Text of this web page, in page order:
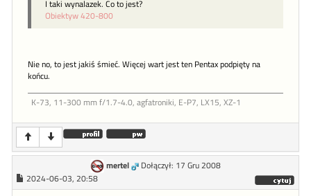
I taki wynalazek. Co to jest?
Obiektyw 420-800
Nie no, to jest jakiś śmieć. Więcej wart jest ten Pentax podpięty na
końcu.
K-73, 11-300 mm f/1.7-4.0, agfatroniki, E-P7, LX15, XZ-1
mertel
Dołączył: 17 Gru 2008
2024-06-03, 20:58